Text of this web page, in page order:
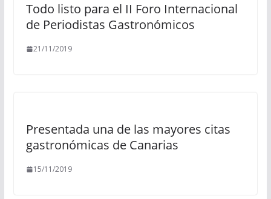
Todo listo para el II Foro Internacional
de Periodistas Gastronómicos
21/11/2019
Presentada una de las mayores citas
gastronómicas de Canarias
15/11/2019